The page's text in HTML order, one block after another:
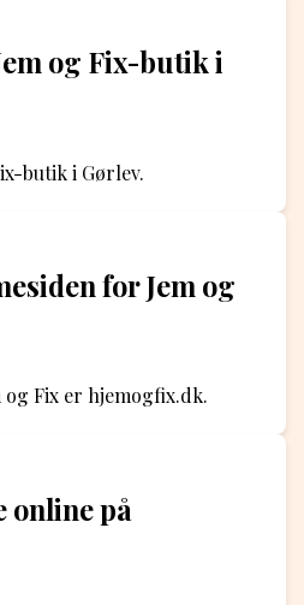
og Fix-butik i
butik i Gørlev.
for Jem og
og Fix er hjemogfix.dk.
online på